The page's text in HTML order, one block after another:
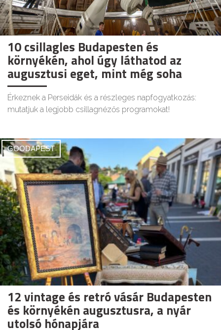
10 csillagles Budapesten és
környékén, ahol úgy láthatod az
augusztusi eget, mint még soha
Érkeznek a Perseidák és a részleges napfogyatkozás:
mutatjuk a legjobb csillagnézős programokat!
GOODAPEST
12 vintage és retró vásár Budapesten
és környékén augusztusra, a nyár
utolsó hónapjára